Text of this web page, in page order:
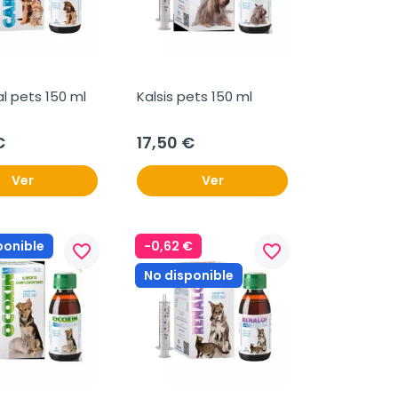
pets 150 ml
Ver
Kalsis pets 150 ml
17,50 €
Ver
favorite_border
-0,62 €
No disponible
favorite_border